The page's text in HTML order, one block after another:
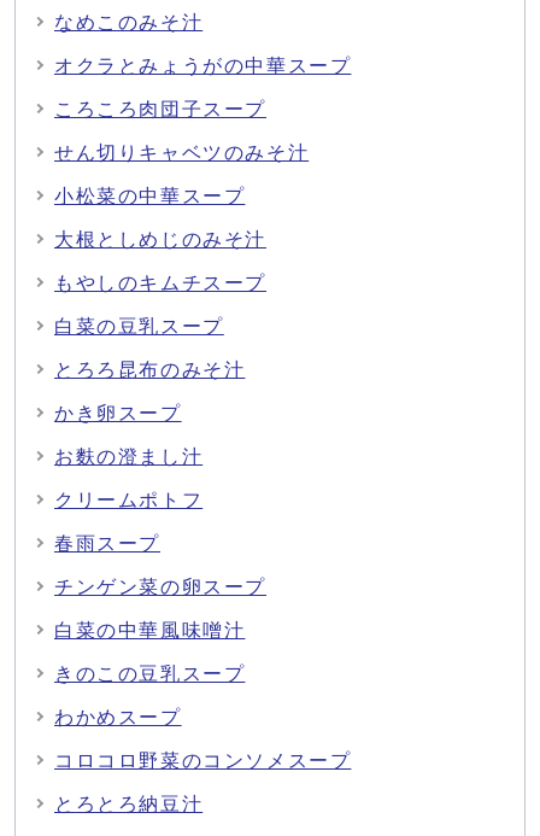
なめこのみそ汁
オクラとみょうがの中華スープ
ころころ肉団子スープ
せん切りキャベツのみそ汁
小松菜の中華スープ
大根としめじのみそ汁
もやしのキムチスープ
白菜の豆乳スープ
とろろ昆布のみそ汁
かき卵スープ
お麩の澄まし汁
クリームポトフ
春雨スープ
チンゲン菜の卵スープ
白菜の中華風味噌汁
きのこの豆乳スープ
わかめスープ
コロコロ野菜のコンソメスープ
とろとろ納豆汁